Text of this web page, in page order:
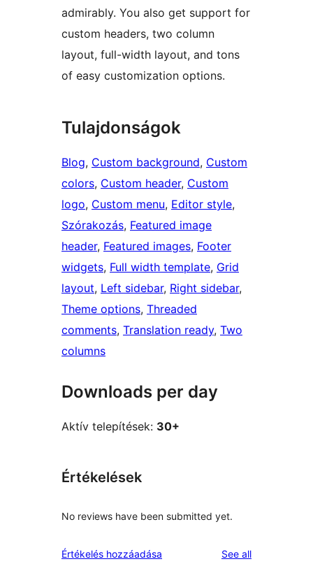
admirably. You also get support for
custom headers, two column
layout, full-width layout, and tons
of easy customization options.
Tulajdonságok
Blog, Custom background, Custom
colors, Custom header, Custom
logo, Custom menu, Editor style
Szórakozás, Featured image
header, Featured images, Footer
widgets, Full width template, Grid
layout, Left sidebar, Right sidebar
Theme options, Threaded
comments, Translation ready, Two
columns
Downloads per day
Aktív telepítések: 30+
Értékelések
No reviews have been submitted yet.
Értékelés hozzáadása See allreviews